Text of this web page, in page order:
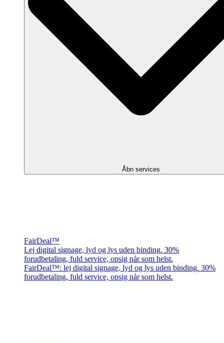
Åbn services
FairDeal™
Lej digital signage, lyd og lys uden binding. 30%
forudbetaling, fuld service, opsig når som helst.
FairDeal™: lej digital signage, lyd og lys uden binding. 30%
forudbetaling, fuld service, opsig når som helst.